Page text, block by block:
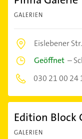
GALERIEN
Eislebener
Geöffnet –
030 21 00 24
Edition Block
GALERIEN